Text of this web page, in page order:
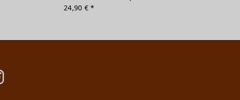
24,90 € *